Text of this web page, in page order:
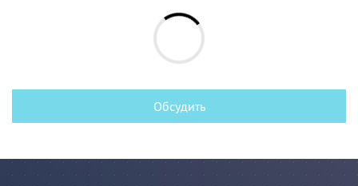
Обсудить